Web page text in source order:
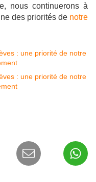
nous continuerons à
des priorités de notre